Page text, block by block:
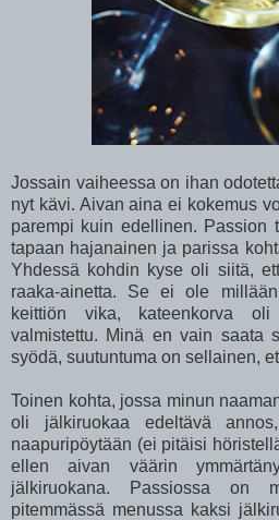
Jossain vaiheessa on ihan
nyt kävi. Aivan aina ei kokemus
parempi kuin edellinen. Passion
tapaan hajanainen ja parissa
Yhdessä kohdin kyse oli siitä,
raaka-ainetta. Se ei ole
keittiön vika, kateenkorva
valmistettu. Minä en vain saata
syödä, suutuntuma on sellainen,
Toinen kohta, jossa minun
oli jälkiruokaa edeltävä
naapuripöytään (ei pitäisi
ellen aivan väärin
jälkiruokana. Passiossa on
pitemmässä menussa kaksi